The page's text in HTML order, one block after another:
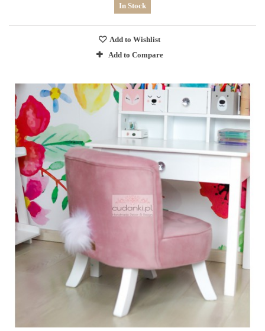
In Stock
Add to Wishlist
Add to Compare